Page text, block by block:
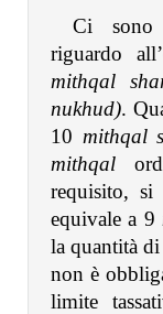
Ci sono
riguardo
mithqal
nukhud).
10 mithqal
mithqal
requisito, si
equivale a 9
la quantità
non è
limite